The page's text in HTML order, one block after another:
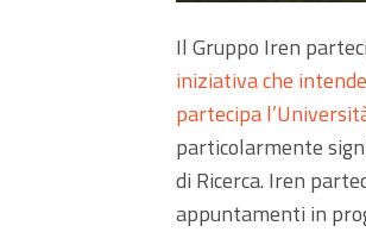
Il Gruppo Iren
iniziativa che
partecipa
particolarmente
di Ricerca. Iren
appuntamenti in